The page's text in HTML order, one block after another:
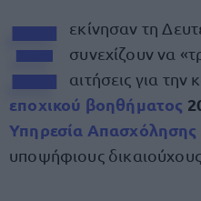
Ξ
εκίνησαν τη
συνεχίζουν να
αιτήσεις για την
εποχικού βοηθήματος
Υπηρεσία Απασχόλησης
υποψήφιους δικαιούχους.